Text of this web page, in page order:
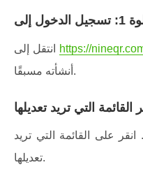
https://
أنشأته مسبقًا.
انقر على القائمة التي تريد
تعديلها.